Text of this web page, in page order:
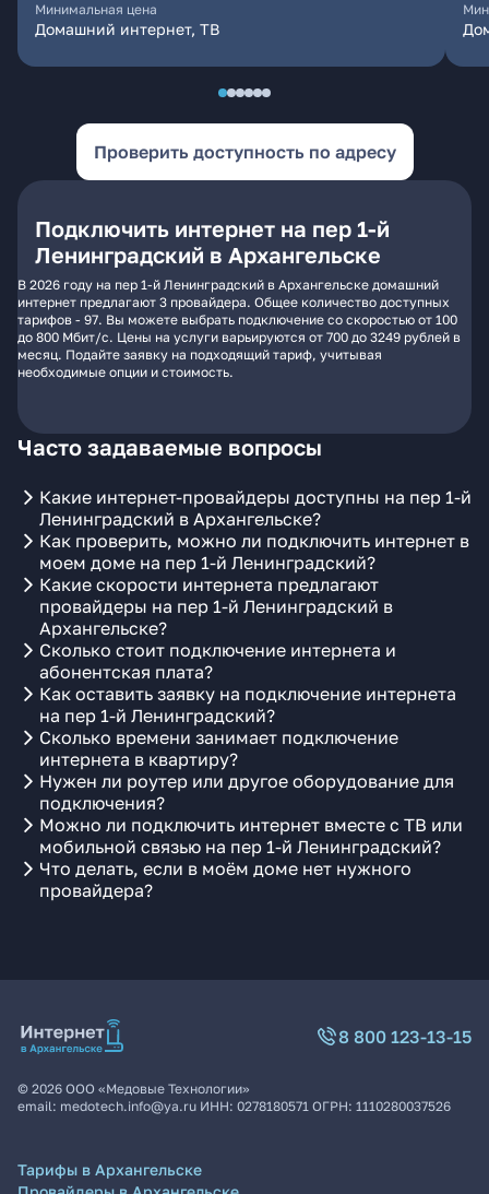
Минимальная цена
Домашний интернет, ТВ
Проверить доступность по адресу
Подключить интернет на пер 1-й
Ленинградский в Архангельске
В 2026 году на пер 1-й Ленинградский в Архангельске домашний
интернет предлагают 3 провайдера. Общее количество доступных
тарифов - 97. Вы можете выбрать подключение со скоростью от 100
до 800 Мбит/с. Цены на услуги варьируются от 700 до 3249 рублей в
месяц. Подайте заявку на подходящий тариф, учитывая
необходимые опции и стоимость.
Часто задаваемые вопросы
Какие интернет-провайдеры доступны на пер 1-й
Ленинградский в Архангельске?
Как проверить, можно ли подключить интернет в
моем доме на пер 1-й Ленинградский?
Какие скорости интернета предлагают
провайдеры на пер 1-й Ленинградский в
Архангельске?
Сколько стоит подключение интернета и
абонентская плата?
Как оставить заявку на подключение интернета
на пер 1-й Ленинградский?
Сколько времени занимает подключение
интернета в квартиру?
Нужен ли роутер или другое оборудование для
подключения?
Можно ли подключить интернет вместе с ТВ или
мобильной связью на пер 1-й Ленинградский?
Что делать, если в моём доме нет нужного
провайдера?
8 800 123-13-15
© 2026 ООО «Медовые Технологии»
email: medotech.info@ya.ru ИНН: 0278180571 ОГРН: 1110280037526
Тарифы в Архангельске